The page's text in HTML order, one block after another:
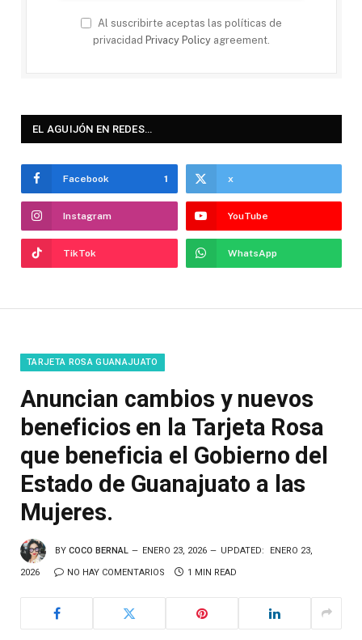
Al suscribirte aceptas las políticas de
privacidad Privacy Policy agreement.
EL AGUIJÓN EN REDES…
Facebook 1 x
Instagram YouTube
TikTok WhatsApp
TARJETA ROSA GUANAJUATO
Anuncian cambios y nuevos
beneficios en la Tarjeta Rosa
que beneficia el Gobierno del
Estado de Guanajuato a las
Mujeres.
BY COCO BERNAL ENERO 23, 2026 UPDATED: ENERO 23,
2026 NO HAY COMENTARIOS 1 MIN READ